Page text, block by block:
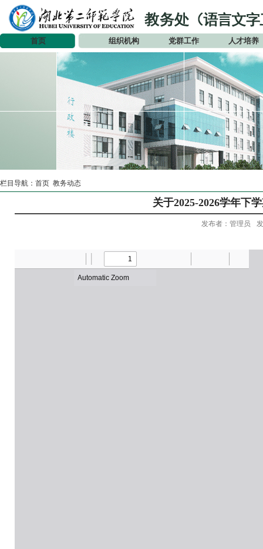
首页 组织机构 党群工作 人才培养
栏目导航： 首页 教务动态
关于2025-2026学年下
发布者：管理员